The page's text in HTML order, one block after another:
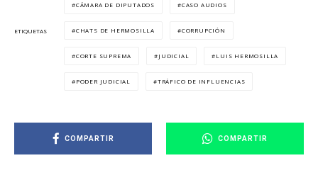
ETIQUETAS
CÁMARA DE DIPUTADOS CASO AUDIOS
CHATS DE HERMOSILLA CORRUPCIÓN
CORTE SUPREMA JUDICIAL LUIS HERMOSILLA
PODER JUDICIAL TRÁFICO DE INFLUENCIAS
COMPARTIR COMPARTIR